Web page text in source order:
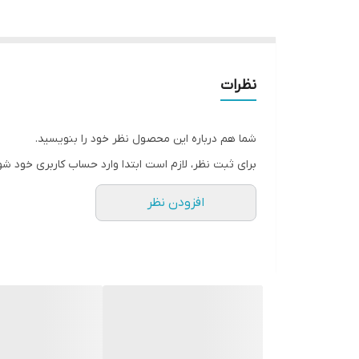
نظرات
شما هم درباره این محصول نظر خود را بنویسید.
برای ثبت نظر، لازم است ابتدا وارد حساب کاربری خود
افزودن نظر